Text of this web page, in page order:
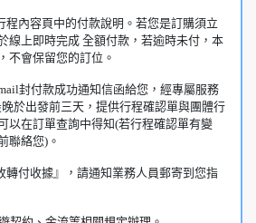
程內容頁中的付款說明。若您是訂購須立
線上即時完成 全額付款，若逾時未付，本
不會保留您的訂位。
封付款成功通知信函給您，經專屬服務
於出發前三天，提供行程確認單與團體行
以在訂單查詢中得知(若行程確認單有變
聯絡您)。
轉付收據』，請通知業務人員郵寄到您指